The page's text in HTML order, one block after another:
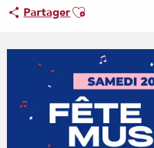
PartagerAjouter aux favoris